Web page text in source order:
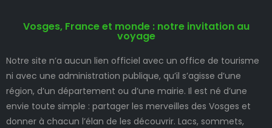
Vosges, France et monde : notre invitation au
voyage
Notre site n’a aucun lien officiel avec un office de tourisme
ni avec une administration publique, qu’il s’agisse d’une
région, d’un département ou d’une mairie. Il est né d’une
envie toute simple : partager les merveilles des Vosges et
donner à chacun l’élan de les découvrir. Lacs, sommets,